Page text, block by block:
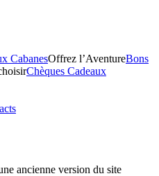
CabanesOffrez l’AventureBons
Chèques Cadeaux
ancienne version du site